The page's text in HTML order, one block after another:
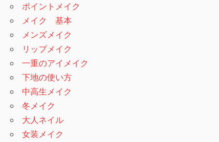
ポイントメイク
メイク 基本
メンズメイク
リップメイク
一重のアイメイク
下地の使い方
中高生メイク
冬メイク
大人ネイル
女装メイク